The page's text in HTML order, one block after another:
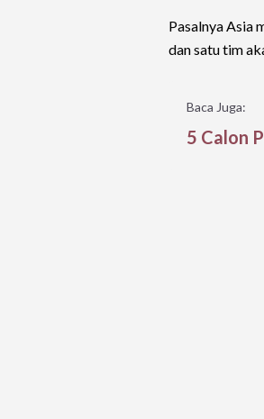
Pasalnya Asia
dan satu tim
Baca Juga:
5 Calon